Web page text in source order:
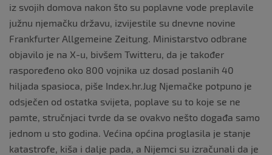
iz svojih domova nakon što su poplavne vode preplavile
južnu njemačku državu, izvijestile su dnevne novine
Frankfurter Allgemeine Zeitung. Ministarstvo odbrane
objavilo je na X-u, bivšem Twitteru, da je također
raspoređeno oko 800 vojnika uz dosad poslanih 40
hiljada spasioca, piše Index.hr.Jug Njemačke potpuno je
odsječen od ostatka svijeta, poplave su to koje se ne
pamte, stručnjaci tvrde da se ovakvo nešto događa samo
jednom u sto godina. Većina općina proglasila je stanje
katastrofe, kiša i dalje pada, a Nijemci su izračunali da je